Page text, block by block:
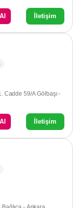
İletişim
Cadde 59/A Gölbaşı -
İletişim